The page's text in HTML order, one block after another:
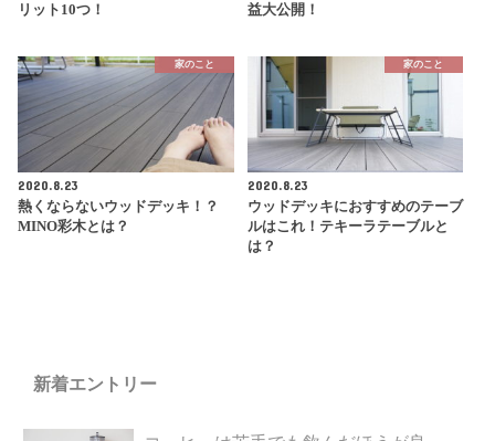
リット10つ！
益大公開！
家のこと
2020.8.23
熱くならないウッドデッキ！？
MINO彩木とは？
家のこと
2020.8.23
ウッドデッキにおすすめのテーブ
ルはこれ！テキーラテーブルと
は？
新着エントリー